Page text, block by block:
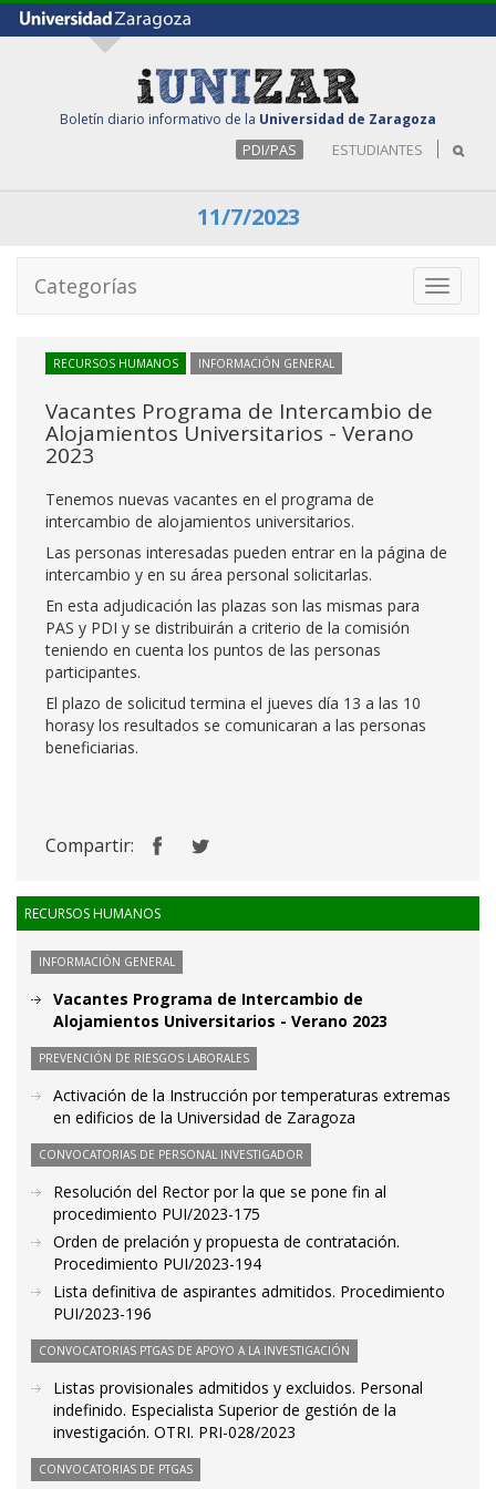
Boletín diario informativo de la Universidad de Zaragoza
PDI/PAS ESTUDIANTES
11/7/2023
Toggle
Categorías
RECURSOS HUMANOS INFORMACIÓN GENERAL
Vacantes Programa de Intercambio de
Alojamientos Universitarios - Verano
2023
Tenemos nuevas vacantes en el programa de
intercambio de alojamientos universitarios.
Las personas interesadas pueden entrar en la página de
intercambio y en su área personal solicitarlas.
En esta adjudicación las plazas son las mismas para
PAS y PDI y se distribuirán a criterio de la comisión
teniendo en cuenta los puntos de las personas
participantes.
El plazo de solicitud termina el jueves día 13 a las 10
horasy los resultados se comunicaran a las personas
beneficiarias.
Compartir:
RECURSOS HUMANOS
INFORMACIÓN GENERAL
Vacantes Programa de Intercambio de
Alojamientos Universitarios - Verano 2023
PREVENCIÓN DE RIESGOS LABORALES
Activación de la Instrucción por temperaturas extremas
en edificios de la Universidad de Zaragoza
CONVOCATORIAS DE PERSONAL INVESTIGADOR
Resolución del Rector por la que se pone fin al
procedimiento PUI/2023-175
Orden de prelación y propuesta de contratación.
Procedimiento PUI/2023-194
Lista definitiva de aspirantes admitidos. Procedimiento
PUI/2023-196
CONVOCATORIAS PTGAS DE APOYO A LA INVESTIGACIÓN
Listas provisionales admitidos y excluidos. Personal
indefinido. Especialista Superior de gestión de la
investigación. OTRI. PRI-028/2023
CONVOCATORIAS DE PTGAS